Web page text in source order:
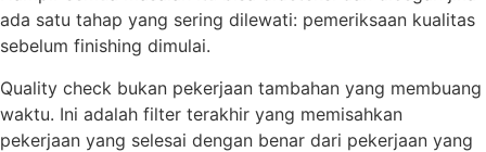
ada satu tahap yang sering dilewati: pemeriksaan kualitas
sebelum finishing dimulai.
Quality check bukan pekerjaan tambahan yang membuang
waktu. Ini adalah filter terakhir yang memisahkan
pekerjaan yang selesai dengan benar dari pekerjaan yang